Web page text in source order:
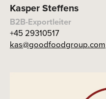
Kasper Steffens
B2B-Exportleiter
+45 29310517
kas@goodfoodgroup.com